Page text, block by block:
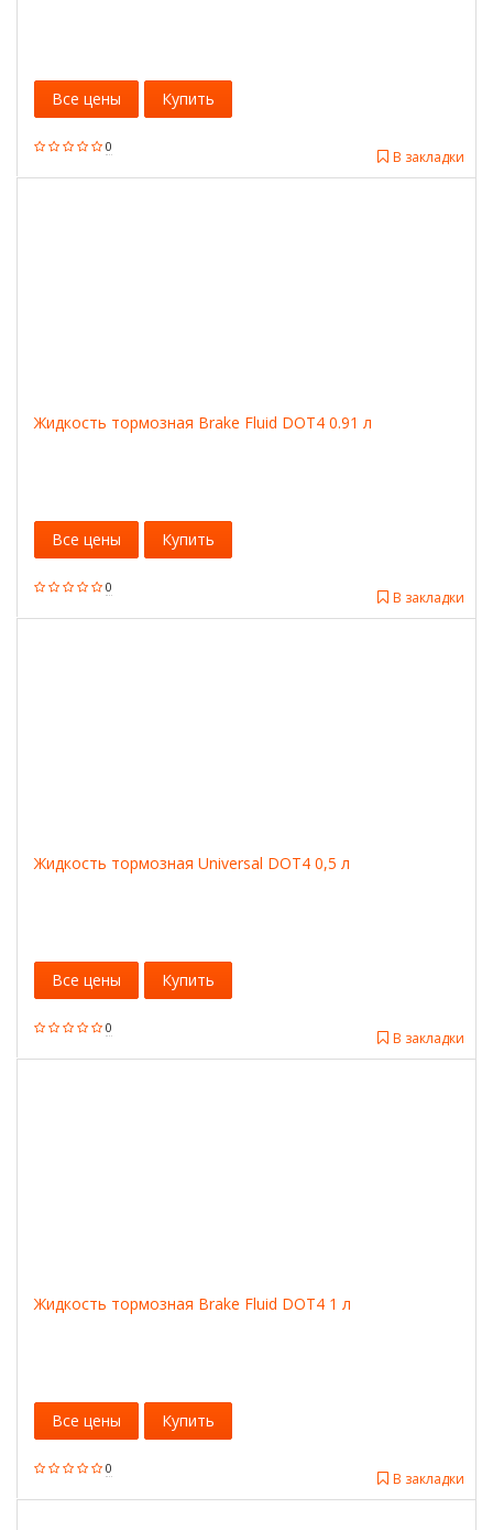
0
В закладки
Все цены Купить
Жидкость тормозная Brake Fluid DOT4 0.91 л
0
В закладки
Все цены Купить
Жидкость тормозная Universal DOT4 0,5 л
0
В закладки
Все цены Купить
Жидкость тормозная Brake Fluid DOT4 1 л
0
В закладки
Все цены Купить